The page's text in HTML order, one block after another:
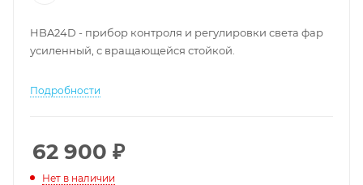
HBA24D - прибор контроля и регулировки света фар
усиленный, с вращающейся стойкой.
Подробности
62 900 ₽
Нет в наличии